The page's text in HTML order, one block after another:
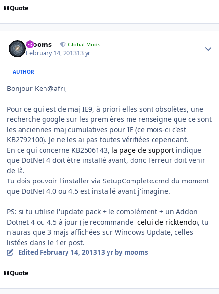
Quote
mooms Global Mods
February 14, 201313 yr
AUTHOR
Bonjour Ken@afri,
Pour ce qui est de maj IE9, à priori elles sont obsolètes, une
recherche google sur les premières me renseigne que ce sont
les anciennes maj cumulatives pour IE (ce mois-ci c'est
KB2792100). Je ne les ai pas toutes vérifiées cependant.
En ce qui concerne KB2506143, la page de support indique
que DotNet 4 doit être installé avant, donc l'erreur doit venir
de là.
Tu dois pouvoir l'installer via SetupComplete.cmd du moment
que DotNet 4.0 ou 4.5 est installé avant j'imagine.
PS: si tu utilise l'update pack + le complément + un Addon
Dotnet 4 ou 4.5 à jour (je recommande celui de ricktendo), tu
n'auras que 3 majs affichées sur Windows Update, celles
listées dans le 1er post.
Edited February 14, 201313 yrby mooms
Quote